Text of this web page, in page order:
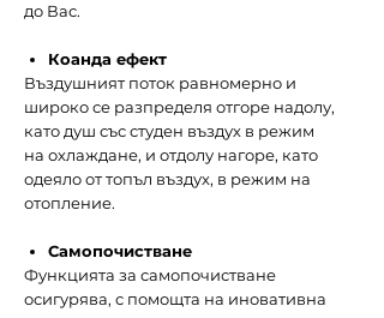
до Вас.
Коанда ефект
Въздушният поток равномерно и
широко се разпределя отгоре надолу,
като душ със студен въздух в режим
на охлаждане, и отдолу нагоре, като
одеяло от топъл въздух, в режим на
отопление.
Самопочистване
Функцията за самопочистване
осигурява, с помощта на иновативна